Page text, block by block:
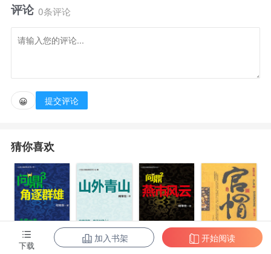
被迫化形后，他给自己定了个目标，
门。”古月不屑的看着他，
弋真的做到了。他从斗罗大陆一路打到大神圈，站在大
神圈外大喊，
“唐三，出来挨打！”
评论 0条评论
😀 提交评论
猜你喜欢
问鼎3：角逐群 问鼎7：山外青 问鼎2：燕市风 官帽
下载
加入书架 开始阅读